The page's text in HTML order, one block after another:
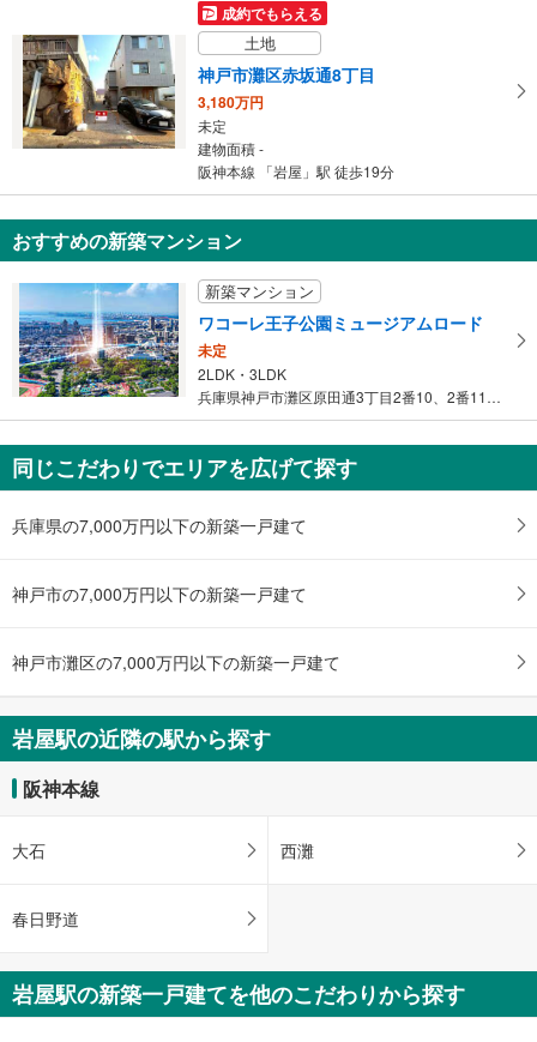
成約でもらえる
土地
神戸市灘区赤坂通8丁目
3,180万円
未定
建物面積 -
阪神本線 「岩屋」駅 徒歩19分
おすすめの新築マンション
新築マンション
ワコーレ王子公園ミュージアムロード
未定
2LDK・3LDK
兵庫県神戸市灘区原田通3丁目2番10、2番11（地番）
同じこだわりでエリアを広げて探す
兵庫県の7,000万円以下の新築一戸建て
神戸市の7,000万円以下の新築一戸建て
神戸市灘区の7,000万円以下の新築一戸建て
岩屋駅の近隣の駅から探す
阪神本線
大石 西灘
春日野道
岩屋駅の新築一戸建てを他のこだわりから探す